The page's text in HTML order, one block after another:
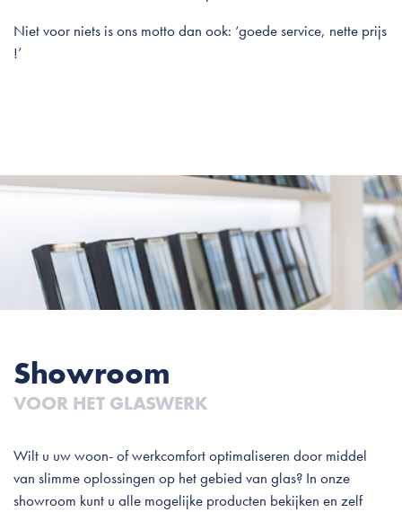
Niet voor niets is ons motto dan ook: ‘goede service, nette prijs
!’
Showroom
VOOR HET GLASWERK
Wilt u uw woon- of werkcomfort optimaliseren door middel
van slimme oplossingen op het gebied van glas? In onze
showroom kunt u alle mogelijke producten bekijken en zelf